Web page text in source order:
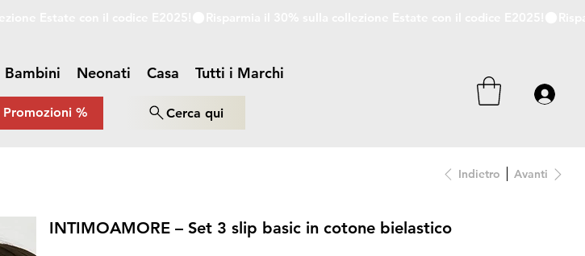
Bambini Neonati Casa
Tutti i Marchi
Cerca qui
Promozioni %
Indietro Avanti
INTIMOAMORE – Set 3 slip basic in cotone bielastico